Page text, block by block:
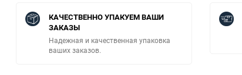
КАЧЕСТВЕННО УПАКУЕМ ВАШИ
ЗАКАЗЫ
Надежная и качественная упаковка
ваших заказов.